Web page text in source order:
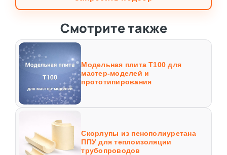
Смотрите также
Модельная плита Т100 для
мастер-моделей и
прототипирования
Скорлупы из пенополиуретана
ППУ для теплоизоляции
трубопроводов